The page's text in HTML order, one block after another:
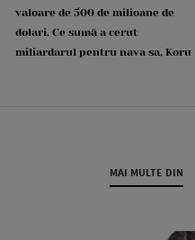
valoare de 500 de milioane de
dolari. Ce sumă a cerut
miliardarul pentru nava sa, Koru
MAI MULTE DIN